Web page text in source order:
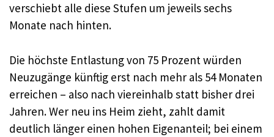
verschiebt alle diese Stufen um jeweils sechs
Monate nach hinten.
Die höchste Entlastung von 75 Prozent würden
Neuzugänge künftig erst nach mehr als 54 Monaten
erreichen – also nach viereinhalb statt bisher drei
Jahren. Wer neu ins Heim zieht, zahlt damit
deutlich länger einen hohen Eigenanteil; bei einem